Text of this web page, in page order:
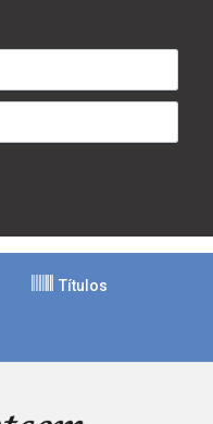
Títulos